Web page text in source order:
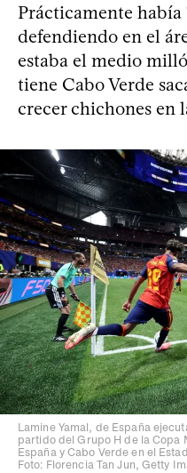
Prácticamente había
defendiendo en el
estaba el medio
tiene Cabo Verde
crecer chichones en
Lamine Yamal, de España
partido del Grupo H de la Copa
España y Cabo Verde en el
Foto: Florencia Tan Jun, Getty